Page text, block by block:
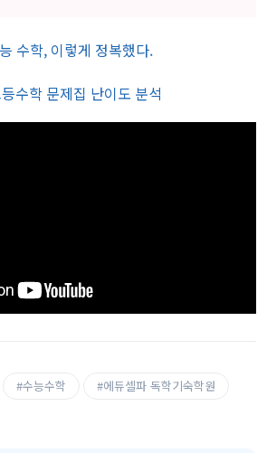
수학, 이렇게 정복했다.
수학 문제집 난이도 분석
#수능수학 #에듀셀파 독학기숙학원